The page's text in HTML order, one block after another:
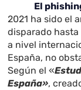
El
2021 ha sido el
disparado
a nivel
España, no
Según el «
España»,